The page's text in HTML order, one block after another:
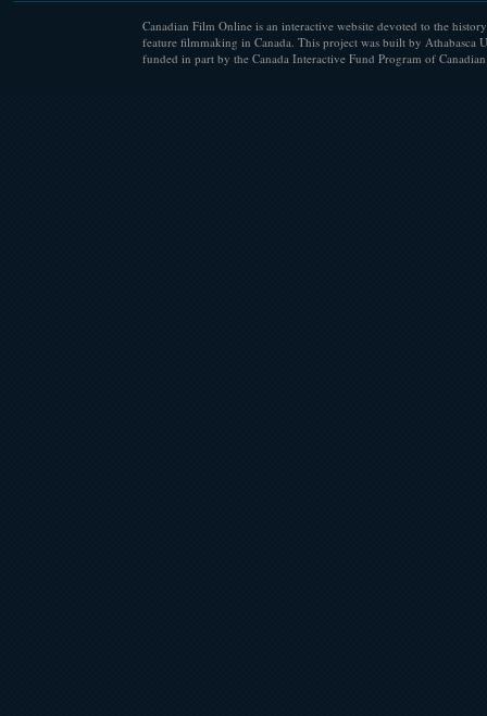
Canadian Film Online is an interactive website devoted to the
feature filmmaking in Canada. This project was built by Athabasca
funded in part by the Canada Interactive Fund Program of